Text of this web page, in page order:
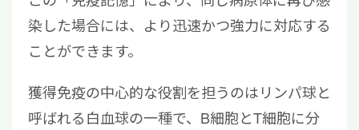
染した場合には、より迅速かつ強力に対応する
ことができます。
獲得免疫の中心的な役割を担うのはリンパ球と
呼ばれる白血球の一種で、B細胞とT細胞に分